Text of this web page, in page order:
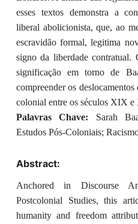
esses textos demonstra a
liberal abolicionista, que, ao
escravidão formal, legitima
signo da liberdade contratual.
significação em torno de
compreender os
colonial entre os séculos XIX
Palavras Chave: Sarah
Estudos Pós-Coloniais;
Abstract:
Anchored in Discourse
Postcolonial Studies, this
humanity and freedom